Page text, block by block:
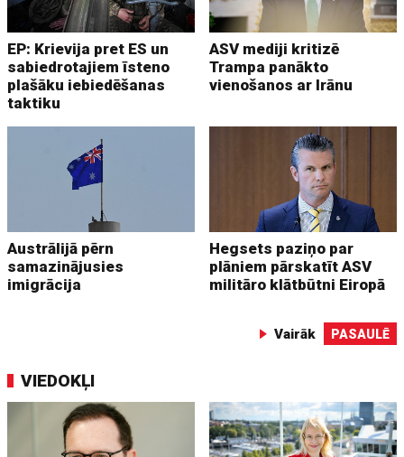
EP: Krievija pret ES un
sabiedrotajiem īsteno
plašāku iebiedēšanas
taktiku
ASV mediji kritizē
Trampa panākto
vienošanos ar Irānu
Austrālijā pērn
samazinājusies
imigrācija
Hegsets paziņo par
plāniem pārskatīt ASV
militāro klātbūtni Eiropā
Vairāk PASAULĒ
VIEDOKĻI